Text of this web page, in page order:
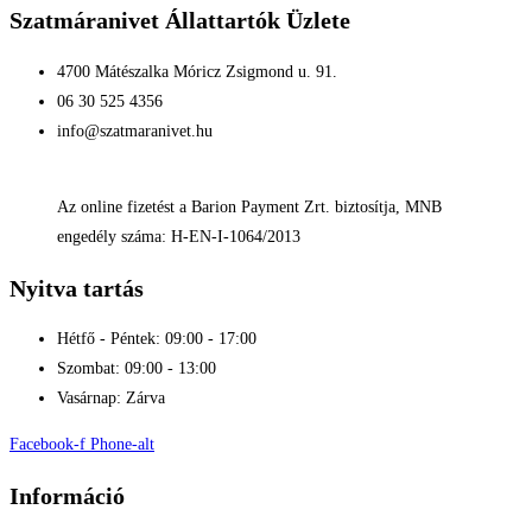
Szatmáranivet Állattartók Üzlete
4700 Mátészalka Móricz Zsigmond u. 91.
06 30 525 4356
info@szatmaranivet.hu
Az online fizetést a Barion Payment Zrt. biztosítja, MNB
engedély száma: H-EN-I-1064/2013
Nyitva tartás
Hétfő - Péntek: 09:00 - 17:00
Szombat: 09:00 - 13:00
Vasárnap: Zárva
Facebook-f Phone-alt
Információ